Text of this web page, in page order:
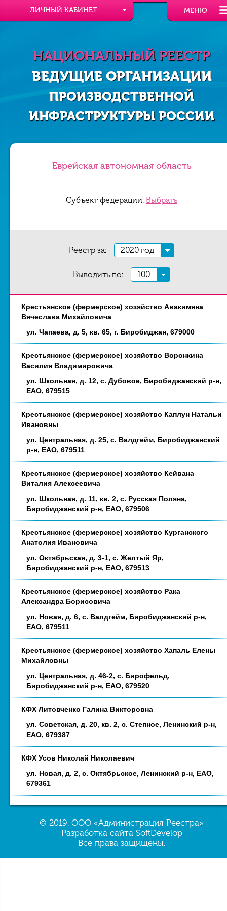
МЕНЮ
ЛИЧНЫЙ КАБИНЕТ
НАЦИОНАЛЬНЫЙ РЕЕСТР
ВЕДУЩИЕ ОРГАНИЗАЦИИ
ПРОИЗВОДСТВЕННОЙ
ИНФРАСТРУКТУРЫ РОССИИ
Еврейская автономная область
Субъект федерации: Выбрать
Реестр за: 2020 год
Выводить по: 100
Наименование Адрес
Крестьянское (фермерское) хозяйство Авакимяна
Вячеслава Михайловича
ул. Чапаева, д. 5, кв. 65, г. Биробиджан, 679000
Крестьянское (фермерское) хозяйство Воронкина
Василия Владимировича
ул. Школьная, д. 12, с. Дубовое, Биробиджанский р-н,
ЕАО, 679515
Крестьянское (фермерское) хозяйство Каплун Натальи
Ивановны
ул. Центральная, д. 25, с. Валдгейм, Биробиджанский
р-н, ЕАО, 679511
Крестьянское (фермерское) хозяйство Кейвана
Виталия Алексеевича
ул. Школьная, д. 11, кв. 2, с. Русская Поляна,
Биробиджанский р-н, ЕАО, 679506
Крестьянское (фермерское) хозяйство Курганского
Анатолия Ивановича
ул. Октябрьская, д. 3-1, с. Желтый Яр,
Биробиджанский р-н, ЕАО, 679513
Крестьянское (фермерское) хозяйство Рака
Александра Борисовича
ул. Новая, д. 6, с. Валдгейм, Биробиджанский р-н,
ЕАО, 679511
Крестьянское (фермерское) хозяйство Хапаль Елены
Михайловны
ул. Центральная, д. 46-2, с. Бирофельд,
Биробиджанский р-н, ЕАО, 679520
КФХ Литовченко Галина Викторовна
ул. Советская, д. 20, кв. 2, с. Степное, Ленинский р-н,
ЕАО, 679387
КФХ Усов Николай Николаевич
ул. Новая, д. 2, с. Октябрьское, Ленинский р-н, ЕАО,
679361
© 2019. ООО «Администрация Реестра»
Разработка сайта SoftDevelop
Все права защищены.